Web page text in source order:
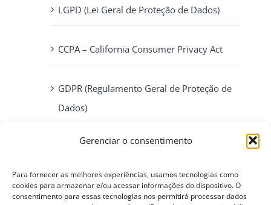
Gerenciar o consentimento
Para fornecer as melhores experiências, usamos tecnologias como
cookies para armazenar e/ou acessar informações do dispositivo. O
consentimento para essas tecnologias nos permitirá processar dados
LGPD (Lei Geral de Proteção de Dados)
CCPA – California Consumer Privacy Act
GDPR (Regulamento Geral de Proteção de
Dados)
ePrivacy Directive (Diretiva ePrivacidade)
PIPEDA (Personal Information Protection